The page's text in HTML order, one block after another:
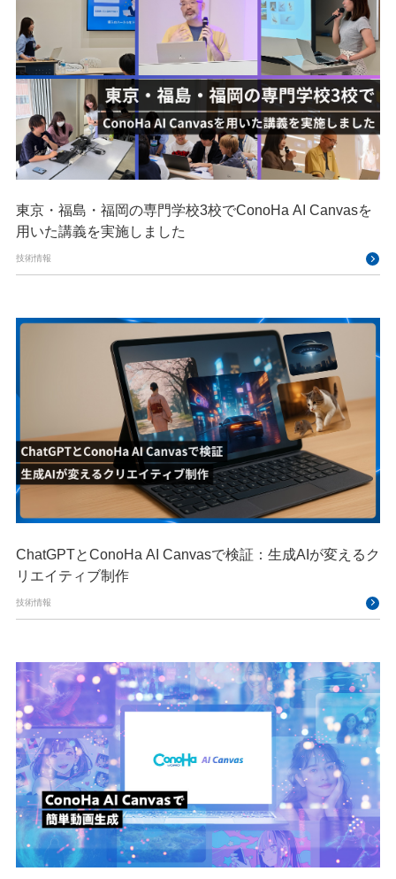
東京・福島・福岡の専門学校3校でConoHa AI Canvasを
用いた講義を実施しました
技術情報
ChatGPTとConoHa AI Canvasで検証：生成AIが変えるク
リエイティブ制作
技術情報